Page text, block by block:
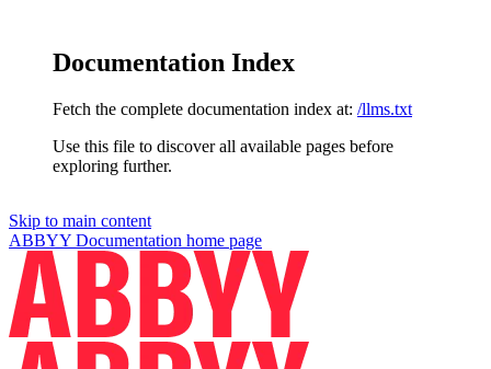
Documentation Index
Fetch the complete documentation index at: /llms.txt
Use this file to discover all available pages before
exploring further.
Skip to main content
ABBYY Documentation home page